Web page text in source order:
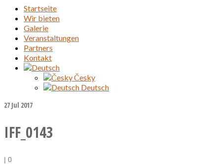
Startseite
Wir bieten
Galerie
Veranstaltungen
Partners
Kontakt
Česky
Deutsch
27 Jul 2017
IFF_0143
| 0